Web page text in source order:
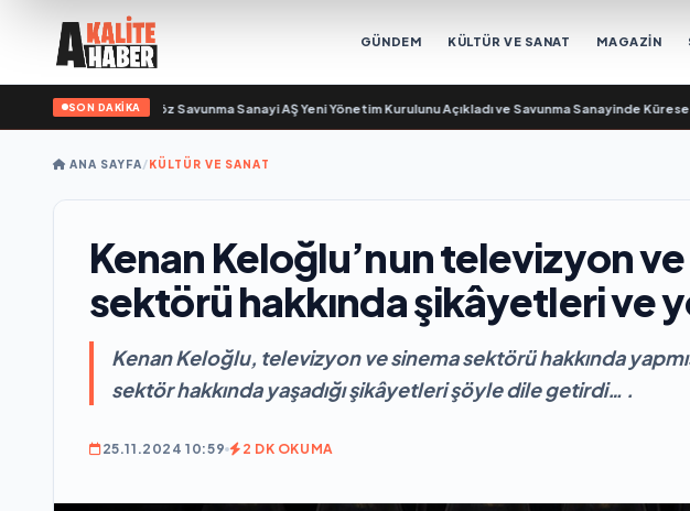
GÜNDEM KÜLTÜR VE SANAT MAGAZİN
SON DAKİKA
sayıyor• Açıkgöz Savunma Sanayi AŞ Yeni Yönetim Kurulunu Açıkladı ve Savunma Sanayinde Küresel
ANA SAYFA/KÜLTÜR VE SANAT
Kenan Keloğlu’nun televizyon
sektörü hakkında şikâyetleri ve
Kenan Keloğlu, televizyon ve sinema sektörü hakkında
sektör hakkında yaşadığı şikâyetleri şöyle dile getirdi… .
25.11.2024 10:59 2 DK OKUMA